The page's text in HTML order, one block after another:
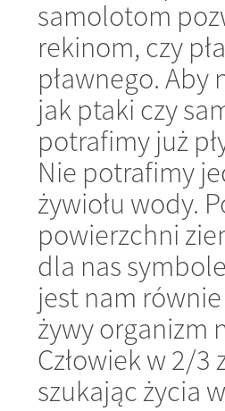
samolotom
rekinom, czy
pławnego.
jak ptaki czy
potrafimy już
Nie potrafimy
żywiołu wody.
powierzchni
dla nas
jest nam
żywy organizm
Człowiek w 2/
szukając życia